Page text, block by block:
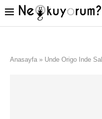
Anasayfa » Unde Origo Inde